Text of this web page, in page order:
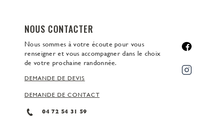
NOUS CONTACTER
Nous sommes à votre écoute pour vous
renseigner et vous accompagner dans le choix
de votre prochaine randonnée.
DEMANDE DE DEVIS
DEMANDE DE CONTACT
04 72 54 31 59